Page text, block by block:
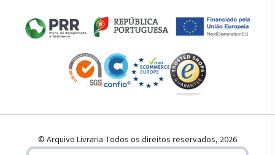
© Arquivo Livraria Todos os direitos reservados, 2026